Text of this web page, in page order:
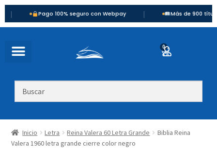
Pago 100% seguro con Webpay | Más de 900 títulos
0
Inicio Letra Reina Valera 60 Letra Grande
Biblia Reina
Valera 1960 letra grande cierre color negro